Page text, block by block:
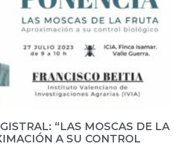
“LAS MOSCAS DE LA
A SU CONTROL